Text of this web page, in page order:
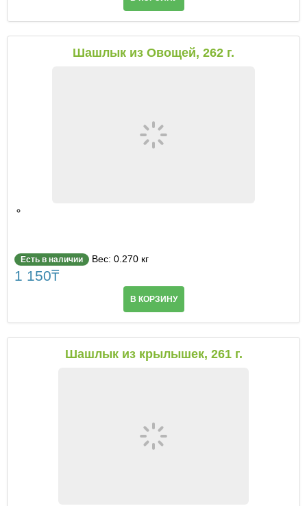
Шашлык из Овощей, 262 г.
Есть в наличии Вес: 0.270 кг
1 150₸
В КОРЗИНУ
Шашлык из крылышек, 261 г.